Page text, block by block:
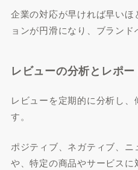
企業の対応が早ければ早い
ョンが円滑になり、ブランド
レビューの分析とレポ
レビューを定期的に分析し
す。
ポジティブ、ネガティブ、
や、特定の商品やサービスに